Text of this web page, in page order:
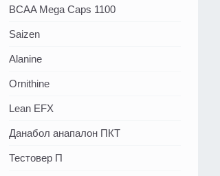
BCAA Mega Caps 1100
Saizen
Alanine
Ornithine
Lean EFX
Данабол анапалон ПКТ
Тестовер П